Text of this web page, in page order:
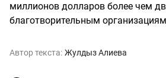
миллионов долларов более чем
благотворительным
Автор текста: Жулдыз Алиева